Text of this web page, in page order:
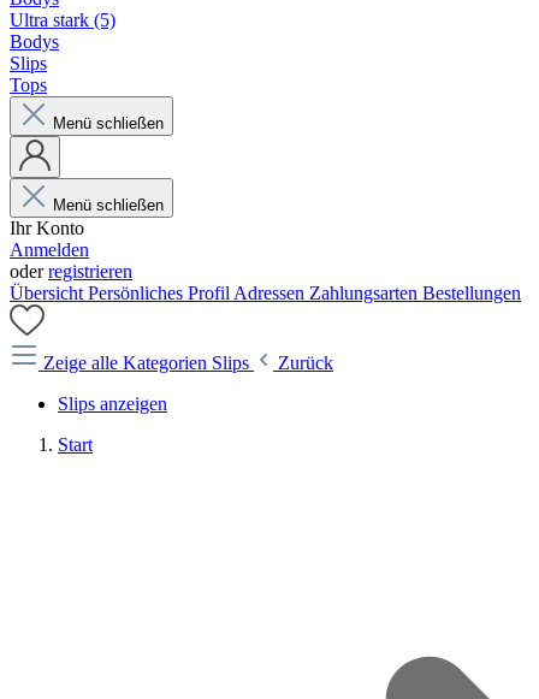
Ultra stark (5)
Bodys
Slips
Tops
Menü schließen
Menü schließen
Ihr Konto
Anmelden
oderregistrieren
Übersicht Persönliches Profil Adressen Zahlungsarten Bestellungen
Zeige alle Kategorien Slips
Zurück
Slips anzeigen
Start